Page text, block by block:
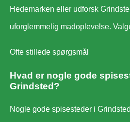
Hedemarken eller udforsk
uforglemmelig madoplevelse.
Ofte stillede spørgsmål
Hvad er nogle gode
Grindsted?
Nogle gode spisesteder i